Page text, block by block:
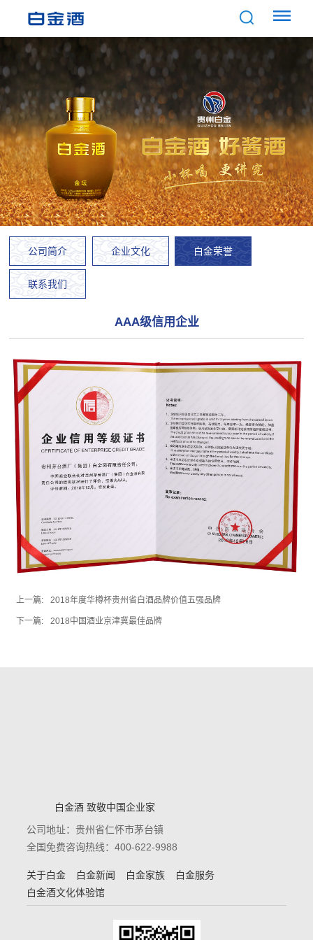
公司简介 企业文化 白金荣誉
联系我们
AAA级信用企业
上一篇: 2018年度华樽杯贵州省白酒品牌价值五强品牌
下一篇: 2018中国酒业京津冀最佳品牌
白金酒 致敬中国企业家
公司地址：贵州省仁怀市茅台镇
全国免费咨询热线：400-622-9988
关于白金 白金新闻 白金家族
白金服务
白金酒文化体验馆